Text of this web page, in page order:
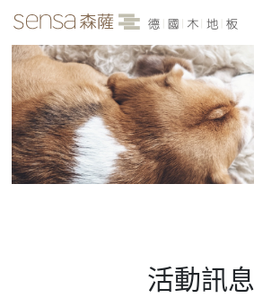
品牌介紹
最新消息
活動訊息